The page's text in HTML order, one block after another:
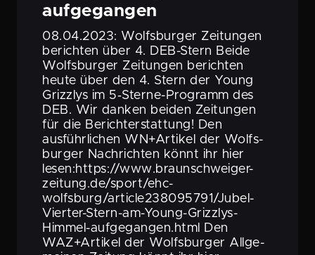
aufgegangen
08.04.2023: Wolfs­burger Zeitungen
berichten über 4. DEB-Stern Beide
Wolfs­burger Zeitungen berichten
heute über den 4. Stern der Young
Grizzlys im 5‑Sterne-Programm des
DEB. Wir danken beiden Zeitungen
für die Bericht­erstat­tung! Den
ausführ­li­chen WN+Artikel der Wolfs­
burger Nachrichten könnt ihr hier
lesen:https://www.braunschweiger-
zeitung.de/sport/ehc-
wolfsburg/article238095791/Jubel-
Vierter-Stern-am-Young-Grizzlys-
Himmel-aufgegangen.html Den
WAZ+Artikel der Wolfs­burger Allge­